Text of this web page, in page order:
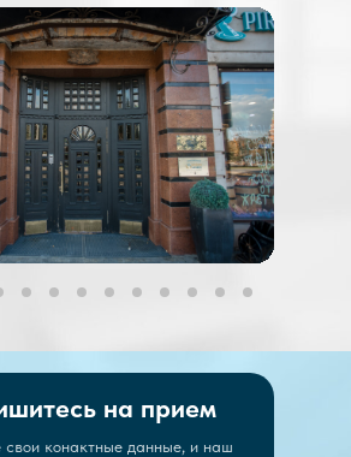
на прием
свои конактные данные, и наш